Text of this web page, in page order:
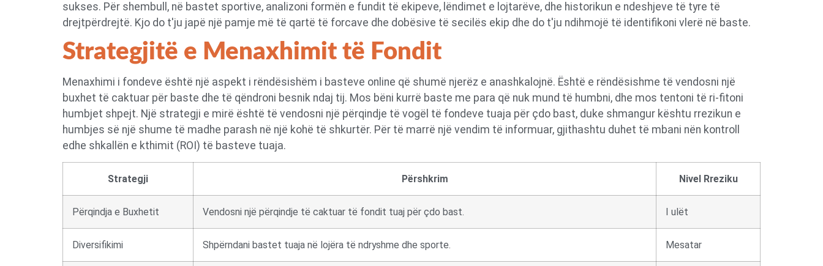
sukses. Për shembull, në bastet sportive, analizoni formën e fundit të ekipeve, lëndimet e lojtarëve, dhe historikun e ndeshjeve të tyre të
drejtpërdrejtë. Kjo do t'ju japë një pamje më të qartë të forcave dhe dobësive të secilës ekip dhe do t'ju ndihmojë të identifikoni vlerë në baste.
Strategjitë e Menaxhimit të Fondit
Menaxhimi i fondeve është një aspekt i rëndësishëm i basteve online që shumë njerëz e anashkalojnë. Është e rëndësishme të vendosni një
buxhet të caktuar për baste dhe të qëndroni besnik ndaj tij. Mos bëni kurrë baste me para që nuk mund të humbni, dhe mos tentoni të ri-fitoni
humbjet shpejt. Një strategji e mirë është të vendosni një përqindje të vogël të fondeve tuaja për çdo bast, duke shmangur kështu rrezikun e
humbjes së një shume të madhe parash në një kohë të shkurtër. Për të marrë një vendim të informuar, gjithashtu duhet të mbani nën kontroll
edhe shkallën e kthimit (ROI) të basteve tuaja.
Strategji Përshkrim Nivel Rreziku
Përqindja e Buxhetit Vendosni një përqindje të caktuar të fondit tuaj për çdo bast. I ulët
Diversifikimi Shpërndani bastet tuaja në lojëra të ndryshme dhe sporte. Mesatar